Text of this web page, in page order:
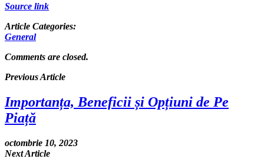
Source link
Article Categories:
General
Comments are closed.
Previous Article
Importanța, Beneficii și Opțiuni de Pe
Piață
octombrie 10, 2023
Next Article